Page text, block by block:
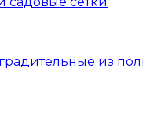
из